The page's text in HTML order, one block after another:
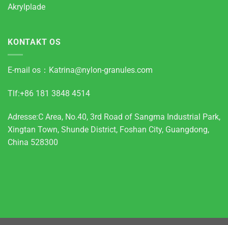
Akrylplade
KONTAKT OS
E-mail os： Katrina@nylon-granules.com
Tlf:+86 181 3848 4514
Adresse:C Area, No.40, 3rd Road of Sangma Industrial Park,
Xingtan Town, Shunde District, Foshan City, Guangdong,
China 528300